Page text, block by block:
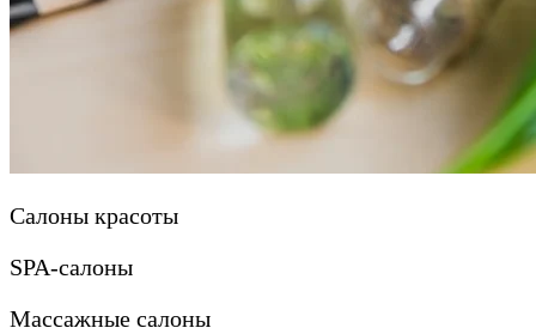
Салоны красоты
SPA-салоны
Массажные салоны